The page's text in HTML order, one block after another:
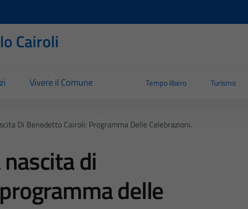
Cairoli
Vivere il Comune Tempo libero Turismo
Di Benedetto Cairoli: Programma Delle Celebrazioni.
di
delle